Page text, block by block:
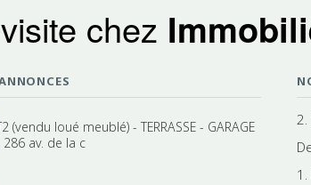
chez
(vendu loué meublé) - TERRASSE - GARAGE
286 av. de la c